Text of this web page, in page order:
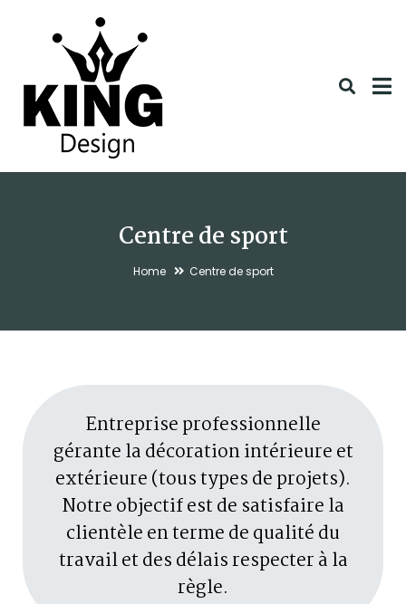
Centre de sport
Home Centre de sport
Entreprise professionnelle
gérante la décoration intérieure et
extérieure (tous types de projets).
Notre objectif est de satisfaire la
clientèle en terme de qualité du
travail et des délais respecter à la
règle.